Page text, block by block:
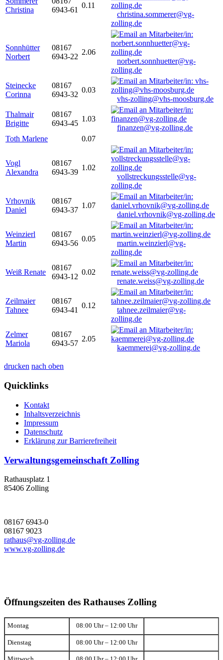
Christina
6943-61
0.11
christina.sommerer@vg-
zolling.de
Sonnhütter
Norbert
08167
6943-22
2.06
norbert.sonnhuetter@vg-
zolling.de
Steinecke
Corinna
08167
6943-32
0.03
vhs-zolling@vhs-moosburg.de
Thalmair
Brigitte
08167
6943-45
1.03
finanzen@vg-zolling.de
Toth Marlene
0.07
Vogl
Alexandra
08167
6943-39
1.02
vollstreckungsstelle@vg-
zolling.de
Vrhovnik
Daniel
08167
6943-37
1.07
daniel.vrhovnik@vg-zolling.de
Weinzierl
Martin
08167
6943-56
0.05
martin.weinzierl@vg-
zolling.de
Weiß Renate
08167
6943-12
0.02
renate.weiss@vg-zolling.de
Zeilmaier
Tahnee
08167
6943-41
0.12
tahnee.zeilmaier@vg-
zolling.de
Zelmer
Mariola
08167
6943-57
2.05
kaemmerei@vg-zolling.de
drucken nach oben
Quicklinks
Kontakt
Inhaltsverzeichnis
Impressum
Datenschutz
Erklärung zur Barrierefreiheit
Verwaltungsgemeinschaft Zolling
Rathausplatz 1
85406 Zolling
08167 6943-0
08167 9023
rathaus@vg-zolling.de
www.vg-zolling.de
Öffnungszeiten des Rathauses Zolling
Montag 08:00 Uhr – 12:00 Uhr
Dienstag 08:00 Uhr – 12:00 Uhr